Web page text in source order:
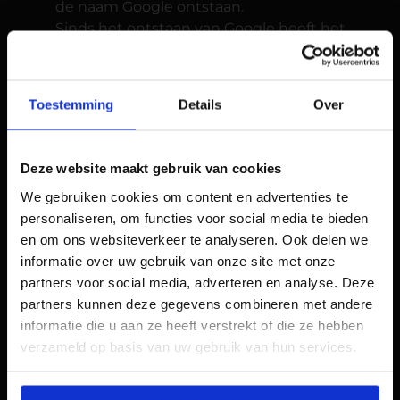
Toestemming Details Over
Deze website maakt gebruik van cookies
We gebruiken cookies om content en advertenties te
personaliseren, om functies voor social media te bieden
en om ons websiteverkeer te analyseren. Ook delen we
informatie over uw gebruik van onze site met onze
partners voor social media, adverteren en analyse. Deze
partners kunnen deze gegevens combineren met andere
informatie die u aan ze heeft verstrekt of die ze hebben
verzameld op basis van uw gebruik van hun services.
de naam Google ontstaan.
Sinds het ontstaan van Google heeft het
internet en Google zelf een enorme
verandering en groei meegemaakt. Bij de
de server van Stanford. De zoekmachine was
toen te bereiken op google.stanford.edu.
Het succes van Google
Hoewel de zoekmachine Google verreweg de
meeste gebruikers heeft, is het niet de eerste
zoekmachine die werd gelanceerd. Voor het
ontstaan van Google werd de markt
gedomineerd door andere bedrijven. Denk
hierbij aan Yahoo, Altavista en lycos. Google
zag echter geen toekomst in de systemen
die de concurrentie hanteerde en
Accuratere zoekresultaten